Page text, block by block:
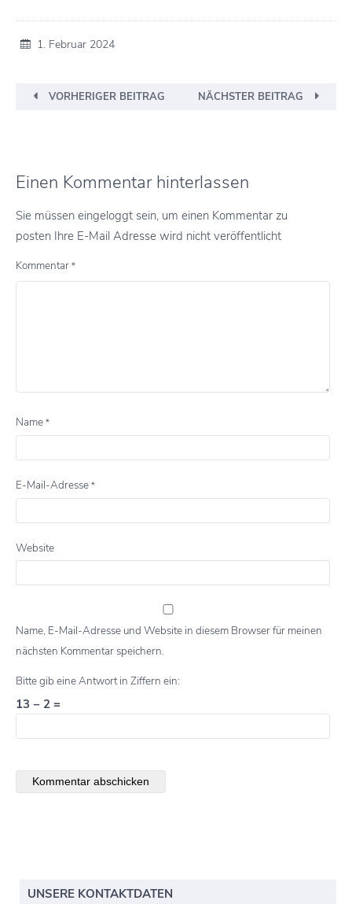
1. Februar 2024
VORHERIGER BEITRAG NÄCHSTER BEITRAG
Einen Kommentar hinterlassen
Sie müssen eingeloggt sein, um einen Kommentar zu
posten Ihre E-Mail Adresse wird nicht veröffentlicht
Kommentar *
Name *
E-Mail-Adresse *
Website
Name, E-Mail-Adresse und Website in diesem Browser für meinen
nächsten Kommentar speichern.
Bitte gib eine Antwort in Ziffern ein:
13 − 2 =
UNSERE KONTAKTDATEN